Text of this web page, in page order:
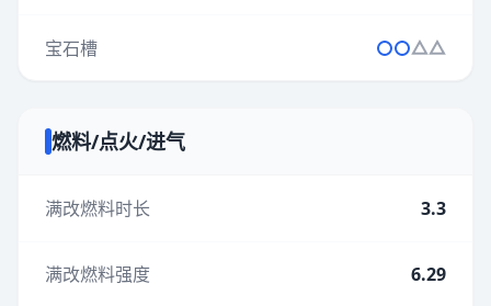
宝石槽
燃料/点火/进气
满改燃料时长 3.3
满改燃料强度 6.29